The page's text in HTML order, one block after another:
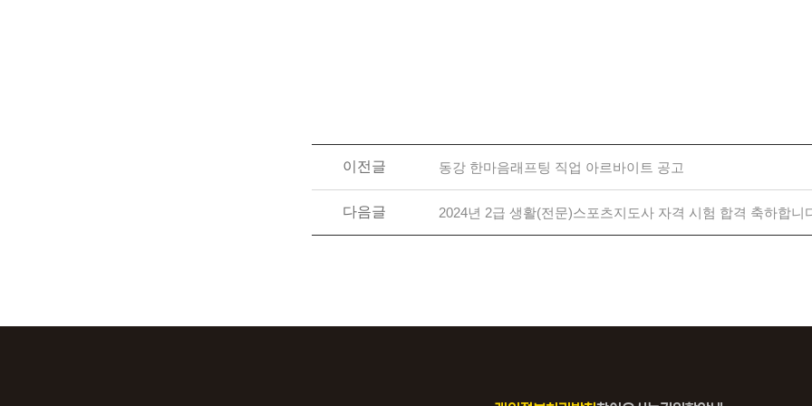
이전글 동강 한마음래프팅 직업 아르바이트 공고
다음글 2024년 2급 생활(전문)스포츠지도사 자격 시험 합격 축하합니